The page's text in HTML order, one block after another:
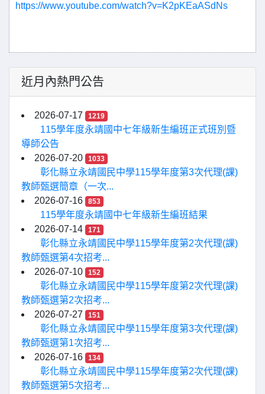
https://www.youtube.com/watch?v=K2pKEaASdNs
近月內熱門公告
2026-07-17 1219
115學年度永靖國中七年級新生編班正式班別暨
導師公告
2026-07-20
1033
彰化縣立永靖國民中學115學年度第3次代理(課)
教師甄選簡章（一次...
2026-07-16
853
115學年度永靖國中七年級新生編班結果
2026-07-14
171
彰化縣立永靖國民中學115學年度第2次代理(課)
教師甄選第4次招考...
2026-07-10
152
彰化縣立永靖國民中學115學年度第2次代理(課)
教師甄選第2次招考...
2026-07-27
151
彰化縣立永靖國民中學115學年度第3次代理(課)
教師甄選第1次招考...
2026-07-16
134
彰化縣立永靖國民中學115學年度第2次代理(課)
教師甄選第5次招考...